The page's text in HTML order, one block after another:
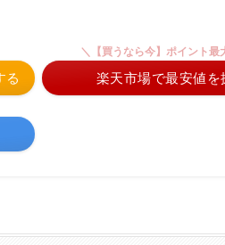
る
＼【買うなら今】ポイント最
楽天市場で最安値を